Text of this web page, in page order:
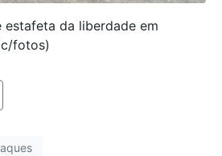
estafeta da liberdade em
fotos)